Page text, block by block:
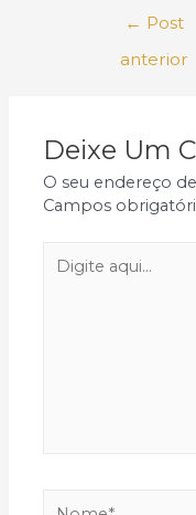
Navegação
← Post
anterior
Deixe Um
O seu endereço
Campos
aqui...